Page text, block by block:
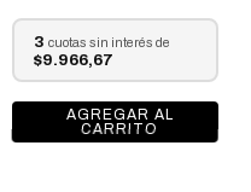
3 cuotas sin interés de
$9.966,67